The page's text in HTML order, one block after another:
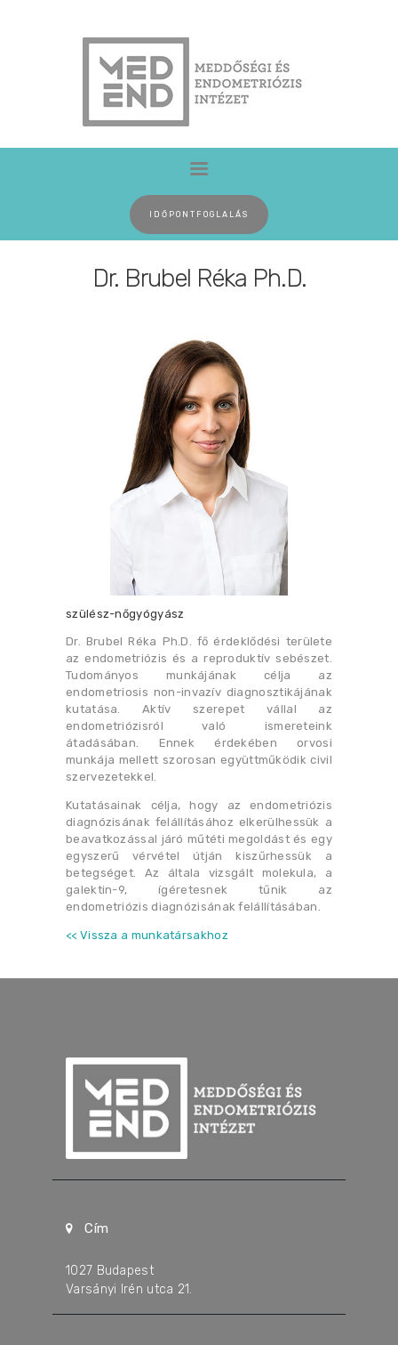
IDŐPONTFOGLALÁS
Dr. Brubel Réka Ph.D.
INTÉZETÜNK
SZAKRENDELÉSEK
MEDDŐSÉG
ÁRAINK
szülész-nőgyógyász
Dr. Brubel Réka Ph.D. fő érdeklődési területe
az endometriózis és a reproduktív sebészet.
Tudományos munkájának célja az
endometriosis non-invazív diagnosztikájának
kutatása. Aktív szerepet vállal az
endometriózisról való ismereteink
átadásában. Ennek érdekében orvosi
munkája mellett szorosan együttműködik civil
szervezetekkel.
Kutatásainak célja, hogy az endometriózis
diagnózisának felállításához elkerülhessük a
beavatkozással járó műtéti megoldást és egy
egyszerű vérvétel útján kiszűrhessük a
betegséget. Az általa vizsgált molekula, a
galektin-9, ígéretesnek tűnik az
endometriózis diagnózisának felállításában.
<< Vissza a munkatársakhoz
Cím
1027 Budapest
Varsányi Irén utca 21.